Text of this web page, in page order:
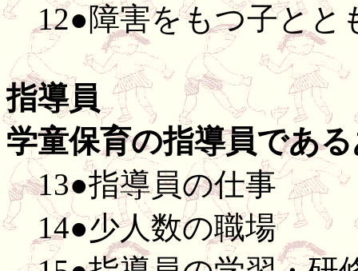
12●障害をもつ子とと
指導員
学童保育の指導員であ
13●指導員の仕事
14●少人数の職場